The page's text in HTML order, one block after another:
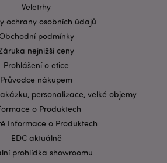
Veletrhy
ochrany osobních údajů
podmínky
nejnižší ceny
Prohlášení o etice
Průvodce nákupem
personalizace, velké objemy
o Produktech
Informace o Produktech
EDC aktuálně
prohlídka showroomu
CookieScript
.puckator.cz
Adobe Inc.
.www.puckator.cz
osobních údajů společnosti